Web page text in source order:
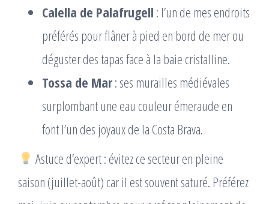
Calella de Palafrugell : l’un de mes endroits
préférés pour flâner à pied en bord de mer ou
déguster des tapas face à la baie cristalline.
Tossa de Mar: ses murailles médiévales
surplombant une eau couleur émeraude en
font l’un des joyaux de la Costa Brava.
Astuce d’expert : évitez ce secteur en pleine
saison (juillet-août) car il est souvent saturé. Préférez